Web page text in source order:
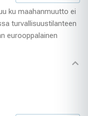
ku maahanmuutto ei
turvallisuustilanteen
eurooppalainen